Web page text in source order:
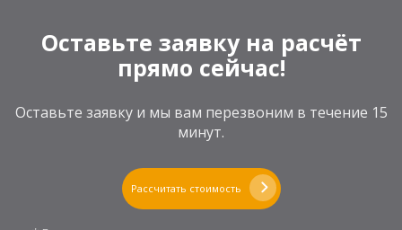
Оставьте заявку на расчёт
прямо сейчас!
Оставьте заявку и мы вам перезвоним в течение 15
минут.
Рассчитать стоимость